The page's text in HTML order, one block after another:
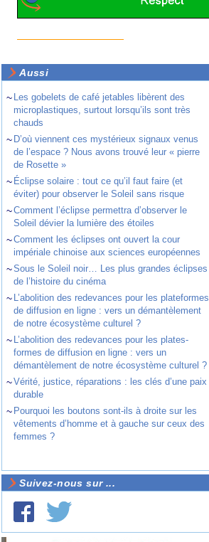
Aussi
~ Les gobelets de café jetables libèrent des
microplastiques, surtout lorsqu’ils sont très
chauds
~ D’où viennent ces mystérieux signaux venus
de l’espace ? Nous avons trouvé leur « pierre
de Rosette »
~ Éclipse solaire : tout ce qu’il faut faire (et
éviter) pour observer le Soleil sans risque
~Comment l’éclipse permettra d’observer le
Soleil dévier la lumière des étoiles
~Comment les éclipses ont ouvert la cour
impériale chinoise aux sciences européennes
~Sous le Soleil noir… Les plus grandes éclipses
de l’histoire du cinéma
~ L’abolition des redevances pour les plateformes
de diffusion en ligne : vers un démantèlement
de notre écosystème culturel ?
~ L’abolition des redevances pour les plates-
formes de diffusion en ligne : vers un
démantèlement de notre écosystème culturel ?
~Vérité, justice, réparations : les clés d’une paix
durable
~ Pourquoi les boutons sont-ils à droite sur les
vêtements d’homme et à gauche sur ceux des
femmes ?
Suivez-nous sur ...